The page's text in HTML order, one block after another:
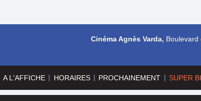
A L'AFFICHE | HORAIRES | PROCHAINEMENT | SUPER
Cinéma Agnès Varda, Boulevard